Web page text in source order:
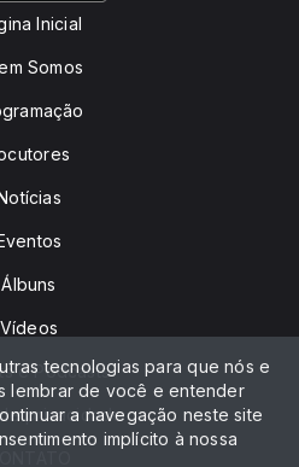
Inicial
Somos
Álbuns
Vídeos
e Podcasts
privacidade
tecnologias para que nós e
lembrar de você e entender
a navegação neste site
implícito à nossa